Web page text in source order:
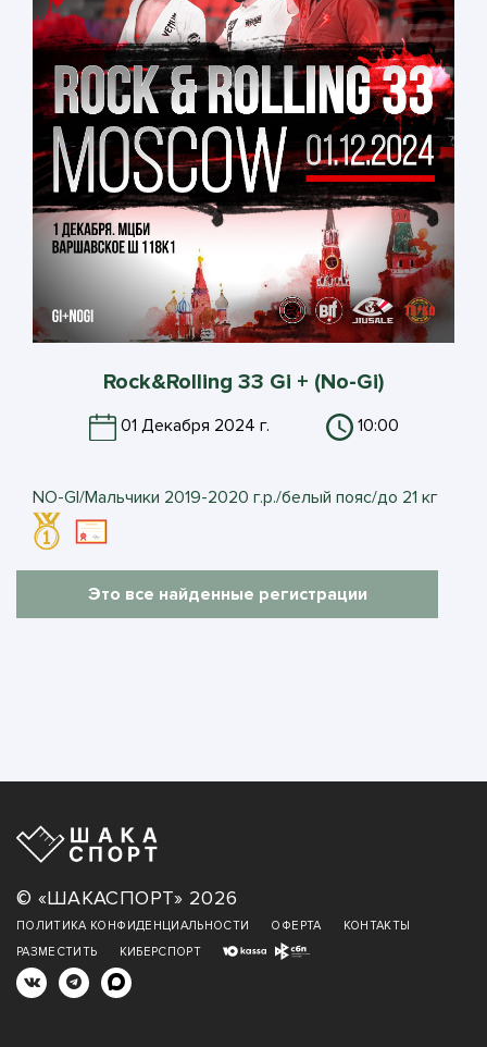
Rock&Rolling 33 Gi + (No-Gi)
01 Декабря 2024 г. 10:00
NO-GI/Мальчики 2019-2020 г.р./белый пояс/до 21 кг
Это все найденные регистрации
© «ШАКАСПОРТ» 2026
ПОЛИТИКА КОНФИДЕНЦИАЛЬНОСТИ ОФЕРТА
КОНТАКТЫ
РАЗМЕСТИТЬ
КИБЕРСПОРТ